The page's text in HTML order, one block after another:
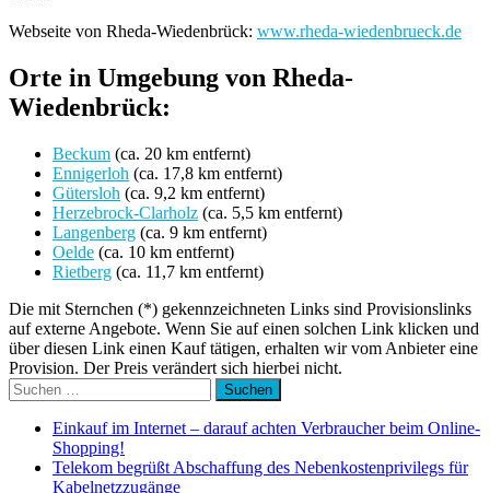
Webseite von Rheda-Wiedenbrück: www.rheda-wiedenbrueck.de
Orte in Umgebung von Rheda-
Wiedenbrück:
Beckum (ca. 20 km entfernt)
Ennigerloh (ca. 17,8 km entfernt)
Gütersloh (ca. 9,2 km entfernt)
Herzebrock-Clarholz (ca. 5,5 km entfernt)
Langenberg (ca. 9 km entfernt)
Oelde (ca. 10 km entfernt)
Rietberg (ca. 11,7 km entfernt)
Die mit Sternchen (*) gekennzeichneten Links sind Provisionslinks
auf externe Angebote. Wenn Sie auf einen solchen Link klicken und
über diesen Link einen Kauf tätigen, erhalten wir vom Anbieter eine
Provision. Der Preis verändert sich hierbei nicht.
Suchen
nach:
Einkauf im Internet – darauf achten Verbraucher beim Online-
Shopping!
Telekom begrüßt Abschaffung des Nebenkostenprivilegs für
Kabelnetzzugänge